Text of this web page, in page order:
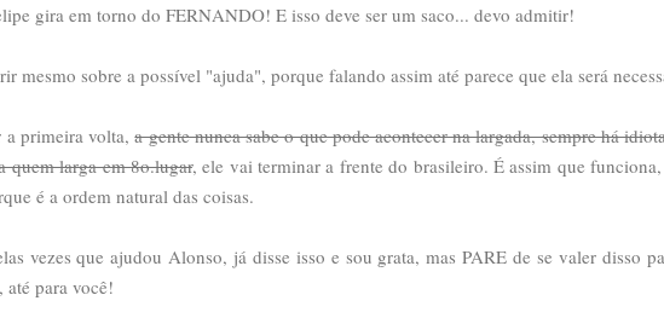
gira em torno do FERNANDO! E isso deve ser um saco... devo admitir!
mesmo sobre a possível "ajuda", porque falando assim até parece que ela será
a primeira volta,a gente nunca sabe o que pode acontecer na largada, sempre há
quem larga em 8o.lugar, ele vai terminar a frente do brasileiro. É assim que
é a ordem natural das coisas.
vezes que ajudou Alonso, já disse isso e sou grata, mas PARE de se valer disso
até para você!